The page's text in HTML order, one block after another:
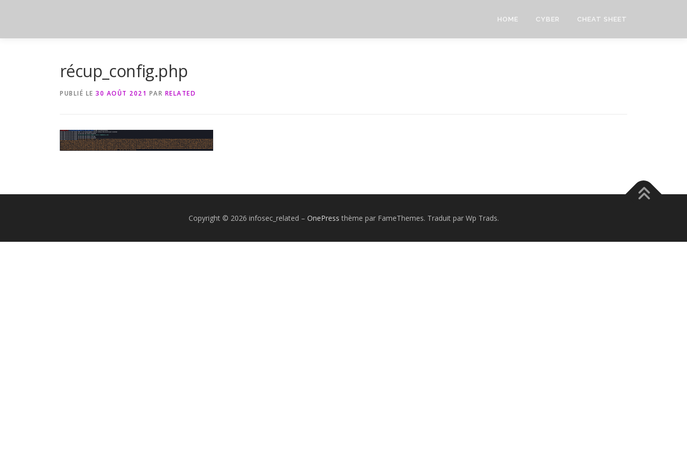
HOME CYBER CHEAT SHEET
récup_config.php
PUBLIÉ LE 30 AOÛT 2021 PAR RELATED
Copyright © 2026 infosec_related – OnePress thème par FameThemes. Traduit par Wp Trads.